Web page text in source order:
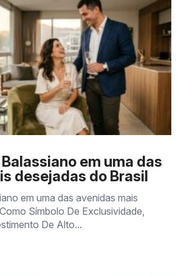
em uma das
desejadas do Brasil
em uma das avenidas mais
Símbolo De Exclusividade,
De Alto...